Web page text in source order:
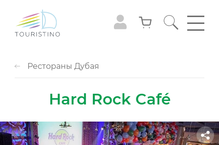
Рестораны Дубая
Hard Rock Café